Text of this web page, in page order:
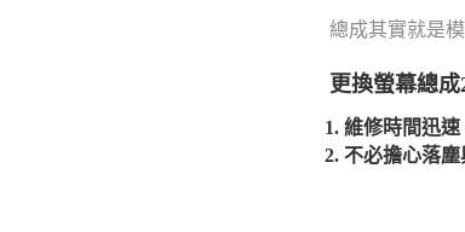
總成其實就是
更換螢幕總成
維修時間迅
不必擔心落